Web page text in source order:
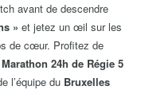
avant de descendre
» et jetez un œil sur les
de cœur. Profitez de
Marathon 24h de Régie 5
l’équipe du Bruxelles